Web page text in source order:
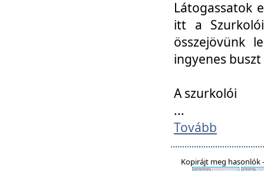
Látogassatok
itt a
összejövünk
ingyenes
A szurkolói
...
Tovább
Kopirájt meg hasonlók